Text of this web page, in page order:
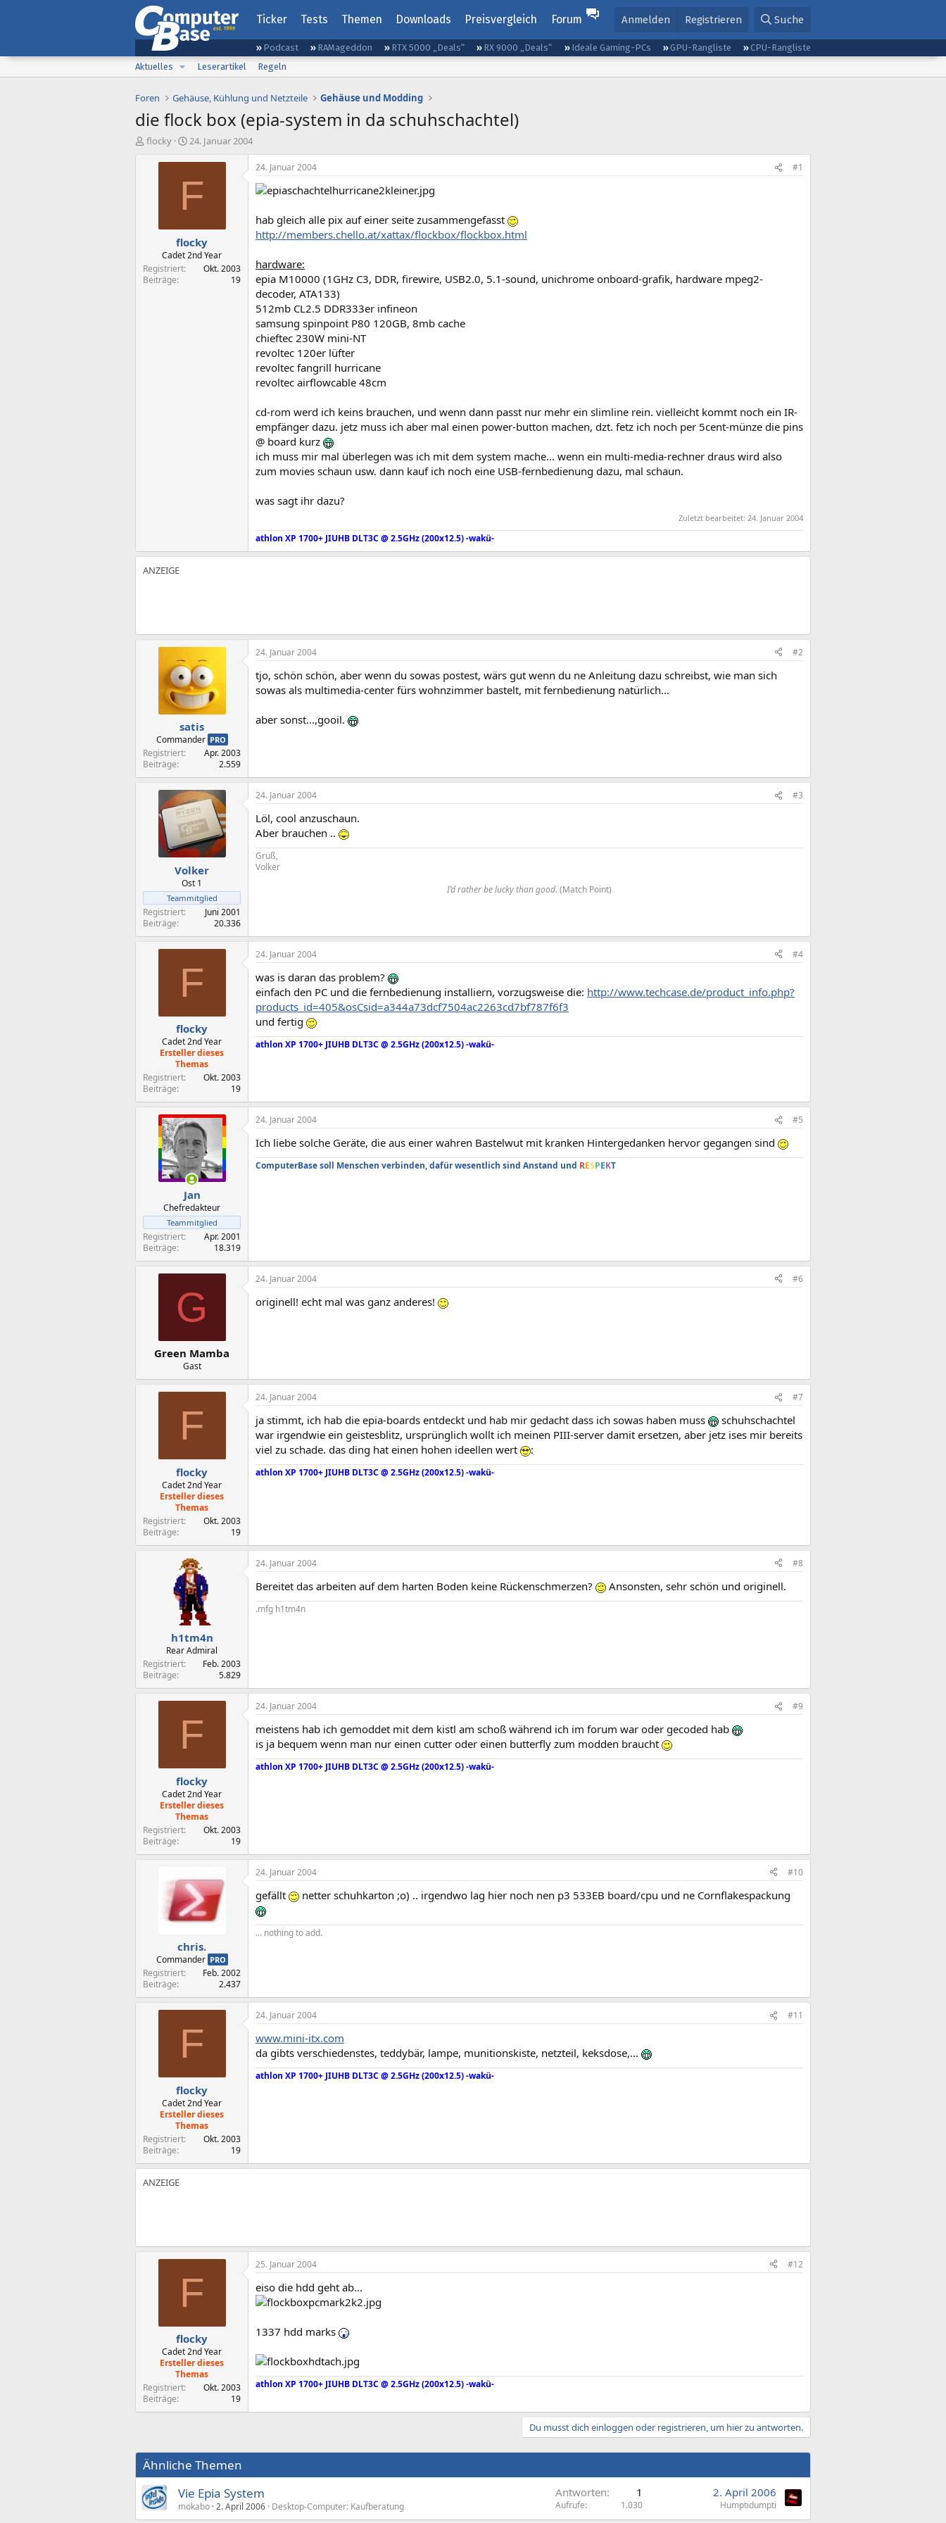
Ticker Tests Themen Downloads Preisvergleich Forum Anmelden Registrieren Suche
Podcast RAMageddon RTX 5000 „Deals“ RX 9000 „Deals“ Ideale Gaming-PCs GPU-Rangliste
CPU-Rangliste
Aktuelles
Leserartikel Regeln
Foren Gehäuse, Kühlung und Netzteile Gehäuse und Modding
die flock box (epia-system in da schuhschachtel)
E
flocky
E
s
t
a
m
24. Januar 2004
F
flocky
Cadet 2nd Year
Registriert
Okt. 2003
Beiträge
19
24. Januar 2004 #1
hab gleich alle pix auf einer seite zusammengefasst
http://members.chello.at/xattax/flockbox/flockbox.html
hardware:
epia M10000 (1GHz C3, DDR, firewire, USB2.0, 5.1-sound, unichrome onboard-grafik, hardware mpeg2-
decoder, ATA133)
512mb CL2.5 DDR333er infineon
samsung spinpoint P80 120GB, 8mb cache
chieftec 230W mini-NT
revoltec 120er lüfter
revoltec fangrill hurricane
revoltec airflowcable 48cm
cd-rom werd ich keins brauchen, und wenn dann passt nur mehr ein slimline rein. vielleicht kommt noch ein IR-
empfänger dazu. jetz muss ich aber mal einen power-button machen, dzt. fetz ich noch per 5cent-münze die pins
@ board kurz
ich muss mir mal überlegen was ich mit dem system mache... wenn ein multi-media-rechner draus wird also
zum movies schaun usw. dann kauf ich noch eine USB-fernbedienung dazu, mal schaun.
was sagt ihr dazu?
Zuletzt bearbeitet: 24. Januar 2004
athlon XP 1700+ JIUHB DLT3C @ 2.5GHz (200x12.5) -wakü-
satis
Commander PRO
Registriert
Apr. 2003
Beiträge
2.559
24. Januar 2004 #2
tjo, schön schön, aber wenn du sowas postest, wärs gut wenn du ne Anleitung dazu schreibst, wie man sich
sowas als multimedia-center fürs wohnzimmer bastelt, mit fernbedienung natürlich...
aber sonst...,gooil.
Volker
Ost 1
Teammitglied
Registriert
Juni 2001
Beiträge
20.336
24. Januar 2004 #3
Löl, cool anzuschaun.
Aber brauchen ..
Gruß,
Volker
I’d rather be lucky than good. (Match Point)​
F
flocky
Cadet 2nd Year
Ersteller dieses
Themas
Registriert
Okt. 2003
Beiträge
19
24. Januar 2004 #4
was is daran das problem?
einfach den PC und die fernbedienung installiern, vorzugsweise die: http://www.techcase.de/product_info.php?
products_id=405&osCsid=a344a73dcf7504ac2263cd7bf787f6f3
und fertig
athlon XP 1700+ JIUHB DLT3C @ 2.5GHz (200x12.5) -wakü-
Jan
Chefredakteur
Teammitglied
Registriert
Apr. 2001
Beiträge
18.319
24. Januar 2004 #5
Ich liebe solche Geräte, die aus einer wahren Bastelwut mit kranken Hintergedanken hervor gegangen sind
ComputerBase soll Menschen verbinden, dafür wesentlich sind Anstand und RESPEKT
G
Green Mamba
Gast
24. Januar 2004 #6
originell! echt mal was ganz anderes!
F
flocky
Cadet 2nd Year
Ersteller dieses
Themas
Registriert
Okt. 2003
Beiträge
19
24. Januar 2004 #7
ja stimmt, ich hab die epia-boards entdeckt und hab mir gedacht dass ich sowas haben muss
schuhschachtel
war irgendwie ein geistesblitz, ursprünglich wollt ich meinen PIII-server damit ersetzen, aber jetz ises mir bereits
viel zu schade. das ding hat einen hohen ideellen wert
:
athlon XP 1700+ JIUHB DLT3C @ 2.5GHz (200x12.5) -wakü-
h1tm4n
Rear Admiral
Registriert
Feb. 2003
Beiträge
5.829
24. Januar 2004 #8
Bereitet das arbeiten auf dem harten Boden keine Rückenschmerzen? Ansonsten, sehr schön und originell.
.mfg h1tm4n
F
flocky
Cadet 2nd Year
Ersteller dieses
Themas
Registriert
Okt. 2003
Beiträge
19
24. Januar 2004 #9
meistens hab ich gemoddet mit dem kistl am schoß während ich im forum war oder gecoded hab
is ja bequem wenn man nur einen cutter oder einen butterfly zum modden braucht
athlon XP 1700+ JIUHB DLT3C @ 2.5GHz (200x12.5) -wakü-
chris.
Commander PRO
Registriert
Feb. 2002
Beiträge
2.437
24. Januar 2004 #10
gefällt netter schuhkarton ;o) .. irgendwo lag hier noch nen p3 533EB board/cpu und ne Cornflakespackung
... nothing to add.
F
flocky
Cadet 2nd Year
Ersteller dieses
Themas
Registriert
Okt. 2003
Beiträge
19
24. Januar 2004 #11
www.mini-itx.com
da gibts verschiedenstes, teddybär, lampe, munitionskiste, netzteil, keksdose,...
athlon XP 1700+ JIUHB DLT3C @ 2.5GHz (200x12.5) -wakü-
F
flocky
Cadet 2nd Year
Ersteller dieses
Themas
Registriert
Okt. 2003
Beiträge
19
25. Januar 2004 #12
eiso die hdd geht ab...
1337 hdd marks
athlon XP 1700+ JIUHB DLT3C @ 2.5GHz (200x12.5) -wakü-
Du musst dich einloggen oder registrieren, um hier zu antworten.
Ähnliche Themen
Vie Epia System
mokabo 2. April 2006 Desktop-Computer: Kaufberatung
Antworten 1
Aufrufe 1.030
2. April 2006
Humptidumpti